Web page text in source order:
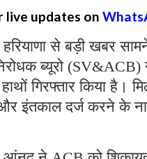
live updates on
हरियाणा से बड़ी खबर
ब्यूरो (SV&ACB)
गिरफ्तार किया है।
और इंतकाल दर्ज करने के